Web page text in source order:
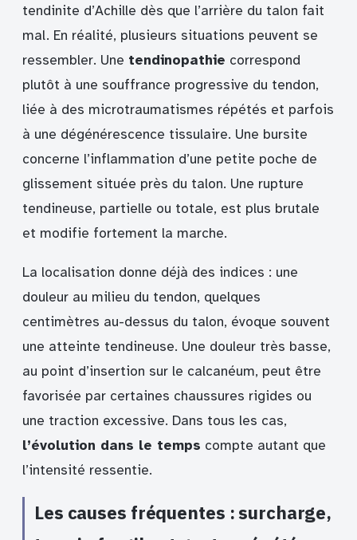
tendinite d’Achille dès que l’arrière du talon fait
mal. En réalité, plusieurs situations peuvent se
ressembler. Une tendinopathie correspond
plutôt à une souffrance progressive du tendon,
liée à des microtraumatismes répétés et parfois
à une dégénérescence tissulaire. Une bursite
concerne l’inflammation d’une petite poche de
glissement située près du talon. Une rupture
tendineuse, partielle ou totale, est plus brutale
et modifie fortement la marche.
La localisation donne déjà des indices : une
douleur au milieu du tendon, quelques
centimètres au-dessus du talon, évoque souvent
une atteinte tendineuse. Une douleur très basse,
au point d’insertion sur le calcanéum, peut être
favorisée par certaines chaussures rigides ou
une traction excessive. Dans tous les cas,
l’évolution dans le temps compte autant que
l’intensité ressentie.
Les causes fréquentes : surcharge,